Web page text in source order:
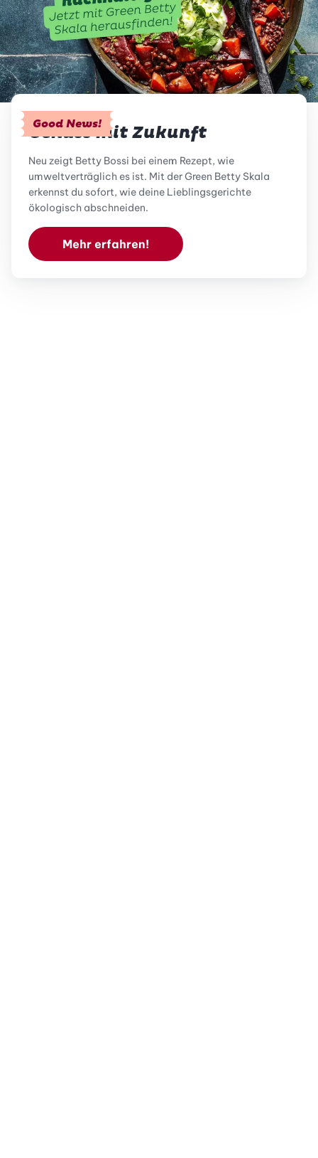
Good News!
Genuss mit Zukunft
Neu zeigt Betty Bossi bei einem Rezept, wie
umweltverträglich es ist. Mit der Green Betty Skala
erkennst du sofort, wie deine Lieblingsgerichte
ökologisch abschneiden.
Mehr erfahren!